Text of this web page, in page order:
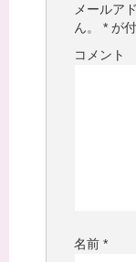
メールア
ん。
* が
コメント
名前 *